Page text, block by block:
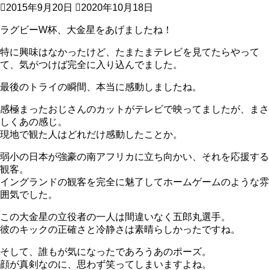
2015年9月20日 2020年10月18日
ラグビーW杯、大金星をあげましたね！
特に興味はなかったけど、たまたまテレビを見てたらやって
て、気がつけば完全に入り込んでました。
最後のトライの瞬間、本当に感動しましたね。
感極まったおじさんのカットがテレビで映ってましたが、まさ
しくあの感じ。
現地で観た人はどれだけ感動したことか。
弱小の日本が強豪の南アフリカに立ち向かい、それを応援する
観客。
イングランドの観客を完全に魅了してホームゲームのような雰
囲気でした。
この大金星の立役者の一人は間違いなく五郎丸選手。
彼のキックの正確さと冷静さは素晴らしかったですね。
そして、誰もが気になったであろうあのポーズ。
顔が真剣なのに、思わず笑ってしまいますよね。